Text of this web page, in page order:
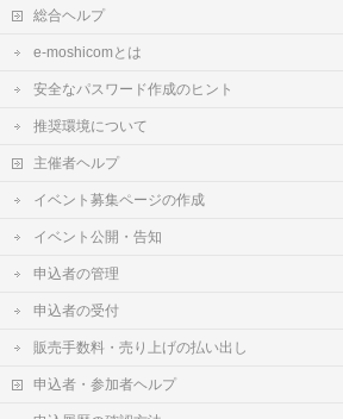
総合ヘルプ
e-moshicomとは
安全なパスワード作成のヒント
推奨環境について
主催者ヘルプ
イベント募集ページの作成
イベント公開・告知
申込者の管理
申込者の受付
販売手数料・売り上げの払い出し
申込者・参加者ヘルプ